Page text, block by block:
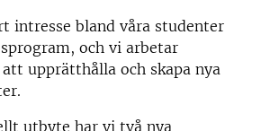
intresse bland våra studenter
och vi arbetar
upprätthålla och skapa nya
utbyte har vi två nya